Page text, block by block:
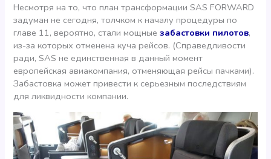
Несмотря на то, что план трансформации SAS FORWARD
задуман не сегодня, толчком к началу процедуры по
главе 11, вероятно, стали мощныезабастовки пилотов,
из-за которых отменена куча рейсов. (Справедливости
ради, SAS не единственная в данный момент
европейская авиакомпания, отменяющая рейсы пачками).
Забастовка может привеcти к серьезным последствиям
для ликвидности компании.